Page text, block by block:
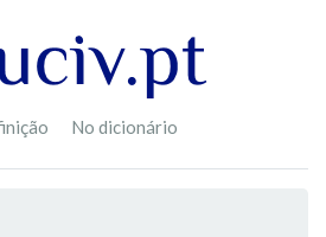
No dicionário